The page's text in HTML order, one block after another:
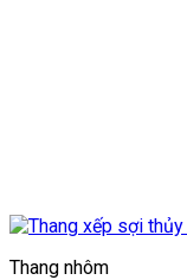
Thang nhôm